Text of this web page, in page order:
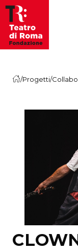
Vai al contenuto
/Progetti/